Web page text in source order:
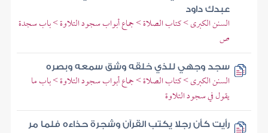
عبدك داود
السنن الكبرى > كتاب الصلاة > جماع أبواب سجود التلاوة > باب سجدة
ص
سجد وجهي للذي خلقه وشق سمعه وبصره
السنن الكبرى > كتاب الصلاة > جماع أبواب سجود التلاوة > باب ما
يقول في سجود التلاوة
رأيت كأن رجلا يكتب القرآن وشجرة حذاءه فلما مر